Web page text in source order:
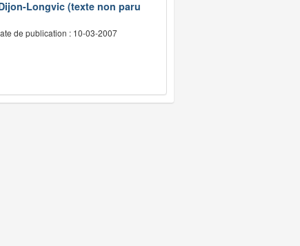
Longvic (texte non paru
de publication : 10-03-2007